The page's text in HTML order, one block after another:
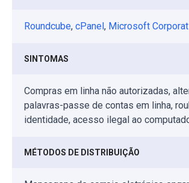
Roundcube, cPanel , Microsoft
SINTOMAS
Compras em linha não autorizadas,
palavras-passe de contas em linha,
identidade, acesso ilegal ao
MÉTODOS DE DISTRIBUIÇÃO